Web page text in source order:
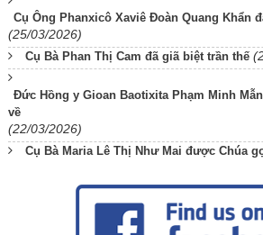
Cụ Ông Phanxicô Xaviê Đoàn Quang Khẩn
(25/03/2026)
Cụ Bà Phan Thị Cam đã giã biệt trần thế
Đức Hồng y Gioan Baotixita Phạm Minh
về
(22/03/2026)
Cụ Bà Maria Lê Thị Như Mai được Chúa